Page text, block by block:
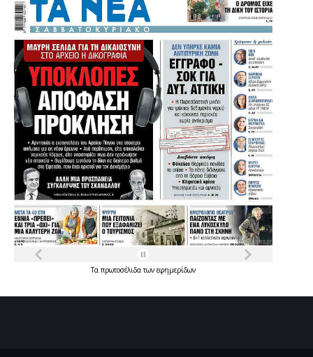
Τα πρωτοσέλιδατων εφημερίδων